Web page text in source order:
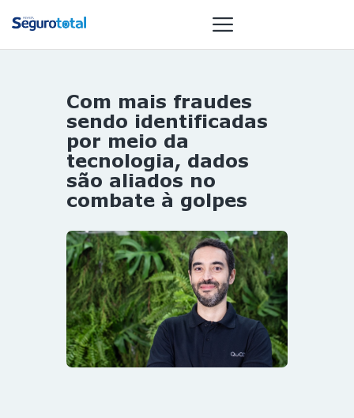
NOTÍCIAS
REVISTA
ESPECIAIS
GAIVOTA DE
OURO
ST SUMMIT
MULHERES
GESTORAS
HOMEST
HOME
Com mais fraudes
sendo identificadas
por meio da
tecnologia, dados
são aliados no
combate à golpes